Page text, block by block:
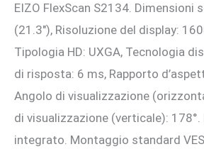
originale
era:
997,33 €.
attuale
è:
910,00 €.
EIZO FlexScan S2134. Dimensioni
(21.3″), Risoluzione del display:
Tipologia HD: UXGA, Tecnologia
di risposta: 6 ms, Rapporto
Angolo di visualizzazione
di visualizzazione (verticale): 178°.
integrato. Montaggio standard